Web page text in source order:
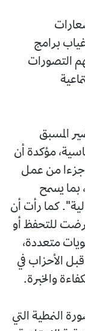
برامج
التصورات
المسبق
مؤكدة أن
جزءا من عمل
يسمح
كما رأت أن
للتحفظ أو
متعددة،
قبل الأحزاب في
والخبرة.
النمطية التي